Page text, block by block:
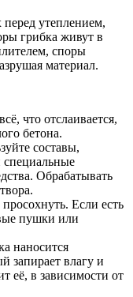
утеплением,
грибка живут в
споры
материал.
что отслаивается,
бетона.
составы,
Обрабатывать
Если есть
пушки или
наносится
запирает влагу и
её, в зависимости от